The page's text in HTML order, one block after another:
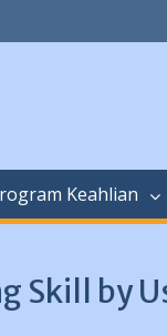
Keahlian
Skill by